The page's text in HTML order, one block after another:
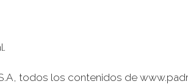
todos los contenidos de